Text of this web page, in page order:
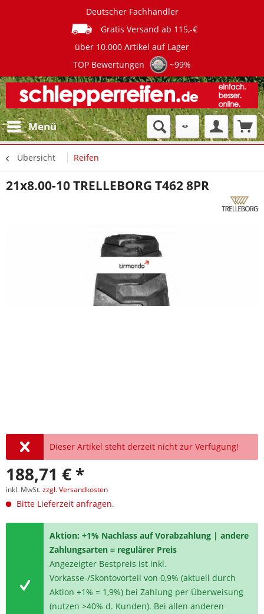
Deutscher Fachhändler
Gratis Versand ab 115,-€
über 10.000 Artikel auf Lager
TOP Bewertungen
~99%
Menü
Übersicht Reifen
21x8.00-10 TRELLEBORG T462 8PR
Dieser Artikel steht derzeit nicht zur Verfügung!
188,71 € *
inkl. MwSt.zzgl. Versandkosten
Bitte Lieferzeit anfragen.
Aktion: +1% Nachlass auf Vorabzahlung | andere
Zahlungsarten = regulärer Preis
Angezeigter Bestpreis ist inkl.
Vorkasse-/Skontovorteil von 0,9% (aktuell durch
Aktion +1% = 1,9%) bei Zahlung per Überweisung
(nutzen >40% d. Kunden). Bei allen anderen